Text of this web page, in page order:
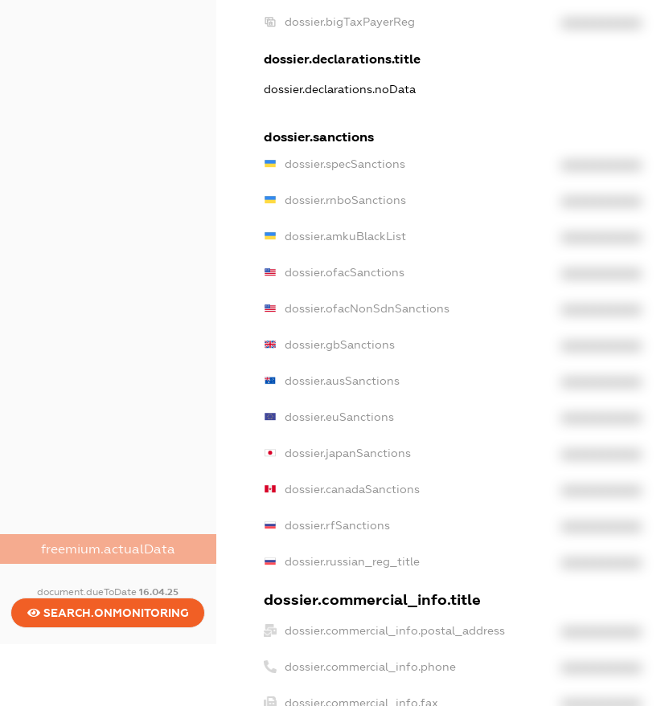
freemium.actualData
document.dueToDate16.04.25
SEARCH.ONMONITORING
dossier.bigTaxPayerReg
dossier.declarations.title
dossier.declarations.noData
dossier.sanctions
dossier.specSanctions
dossier.rnboSanctions
dossier.amkuBlackList
dossier.ofacSanctions
dossier.ofacNonSdnSanctions
dossier.gbSanctions
dossier.ausSanctions
dossier.euSanctions
dossier.japanSanctions
dossier.canadaSanctions
dossier.rfSanctions
dossier.russian_reg_title
dossier.commercial_info.title
dossier.commercial_info.postal_address
dossier.commercial_info.phone
dossier.commercial_info.fax